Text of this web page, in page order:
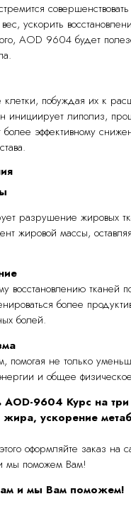
ускорить
AOD 9604 будет
побуждая их к
инициирует липолиз,
более эффективному
разрушение жировых
жировой массы,
восстановлению тканей
более
болей.
не только
и общее
AOD-9604 Курс на
ускорение
оформляйте заказ на
мы поможем Вам!
и мы Вам поможем!